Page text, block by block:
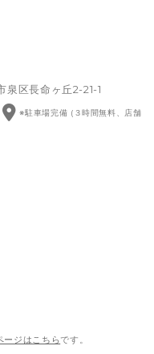
泉区長命ヶ丘2-21-1
※駐車場完備 (３時間無料、店舗
ージはこちらです。